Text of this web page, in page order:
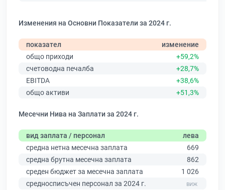
Изменения на Основни Показатели за 2024 г.
показател
изменение
общо приходи
+59,2%
счетоводна печалба
+28,7%
EBITDA
+38,6%
общо активи
+51,3%
Месечни Нива на Заплати за 2024 г.
вид заплата / персонал
лева
средна нетна месечна заплата
669
средна брутна месечна заплата
862
среден бюджет за месечна заплата
1 026
средносписъчен персонал за 2024 г.